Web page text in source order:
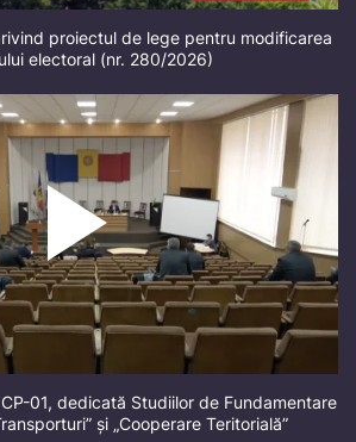
proiectul de lege pentru modificarea
electoral (nr. 280/2026)
01, dedicată Studiilor de Fundamentare
și „Cooperare Teritorială”